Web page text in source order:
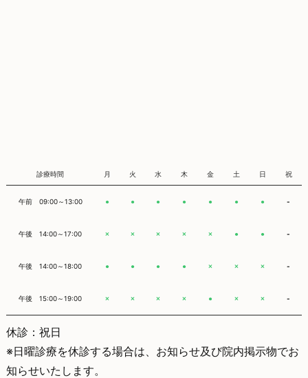
診療時間 月 火 水 木 金 土 日 祝
午前 09:00～13:00 ● ● ● ● ● ● ● -
午後 14:00～17:00 × × × × × ● ● -
午後 14:00～18:00 ● ● ● ● × × × -
午後 15:00～19:00 × × × × ● × × -
休診：祝日
※日曜診療を休診する場合は、お知らせ及び院内掲示物でお
知らせいたします。